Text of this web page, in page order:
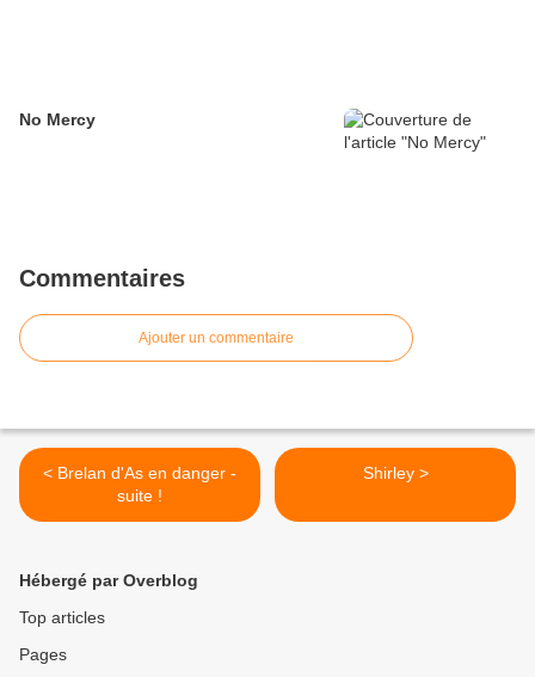
No Mercy
Commentaires
Ajouter un commentaire
< Brelan d'As en danger -
suite !
Shirley >
Hébergé par Overblog
Top articles
Pages